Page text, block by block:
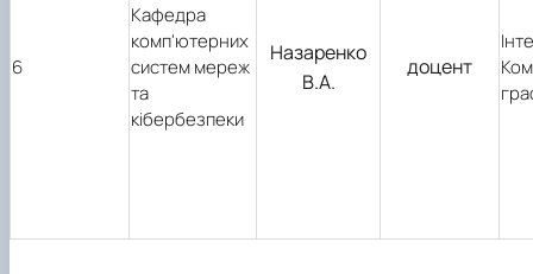
6
Кафедра
комп'ютерних
систем мереж
та
кібербезпеки
Назаренко
В.А.
доцент